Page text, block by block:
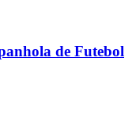
de Futebol